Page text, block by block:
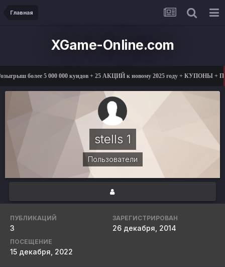
Главная
XGame-Online.com
более 5 000 000 куидов + 25 АКЦИЙ к новому 2025 году + КУПОНЫ +
stells 1
Пользователи
ПУБЛИКАЦИЙ
3
ЗАРЕГИСТРИРОВАН
26 декабря, 2014
ПОСЕЩЕНИЕ
15 декабря, 2022